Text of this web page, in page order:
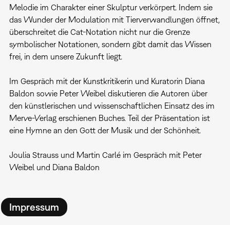
Melodie im Charakter einer Skulptur verkörpert. Indem sie
das Wunder der Modulation mit Tierverwandlungen öffnet,
überschreitet die Cat-Notation nicht nur die Grenze
symbolischer Notationen, sondern gibt damit das Wissen
frei, in dem unsere Zukunft liegt.
Im Gespräch mit der Kunstkritikerin und Kuratorin Diana
Baldon sowie Peter Weibel diskutieren die Autoren über
den künstlerischen und wissenschaftlichen Einsatz des im
Merve-Verlag erschienen Buches. Teil der Präsentation ist
eine Hymne an den Gott der Musik und der Schönheit.
Joulia Strauss und Martin Carlé im Gespräch mit Peter
Weibel und Diana Baldon
Impressum